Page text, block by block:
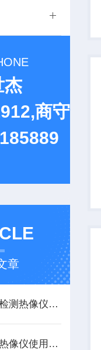
杰
商守
章
艾睿光电气体检测热像仪怎么选？
艾睿光电红外热像仪使用指南和操作要点